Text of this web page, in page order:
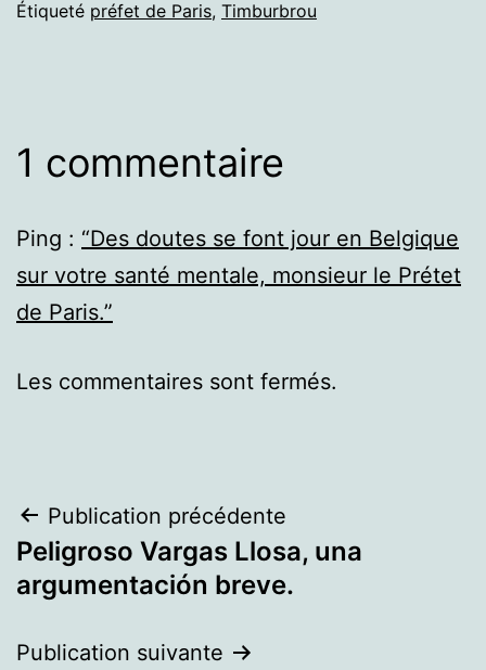
Étiqueté préfet de Paris, Timburbrou
1 commentaire
Ping : “Des doutes se font jour en Belgique
sur votre santé mentale, monsieur le Prétet
de Paris.”
Les commentaires sont fermés.
Navigation
de
Publication précédente
Peligroso Vargas Llosa, una
argumentación breve.
Publication suivante